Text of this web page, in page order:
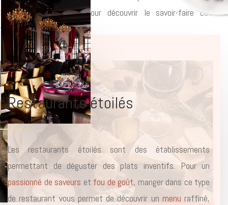
Fromages Et Terroirspour découvrir le savoir-faire culinaire
traditionnel des Français.
Restaurants étoilés
Les restaurants étoilés sont des établissements
permettant de déguster des plats inventifs. Pour un
passionné de saveurs et fou de goût, manger dans ce type
de restaurant vous permet de découvrir un menu raffiné,